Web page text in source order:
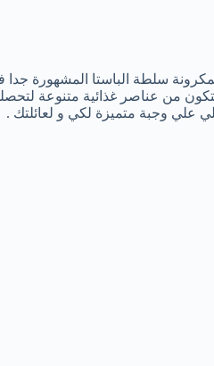
سلطة الباستا المشهورة جدا
من عناصر غذائية متنوعة
علي وجبة متميزة لكي و لعائلتك .